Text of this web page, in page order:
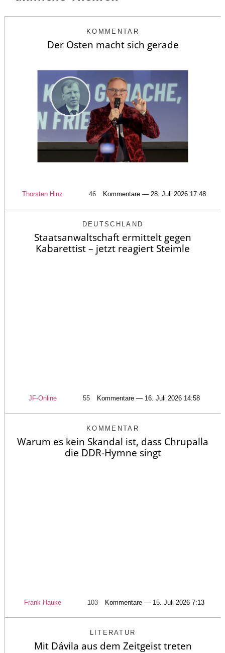
KOMMENTAR
Der Osten macht sich gerade
Thorsten Hinz 46 Kommentare — 28. Juli 2026 17:48
DEUTSCHLAND
Staatsanwaltschaft ermittelt gegen
Kabarettist – jetzt reagiert Steimle
JF-Online 55 Kommentare — 16. Juli 2026 14:58
KOMMENTAR
Warum es kein Skandal ist, dass Chrupalla
die DDR-Hymne singt
Frank Hauke 103 Kommentare — 15. Juli 2026 7:13
LITERATUR
Mit Dávila aus dem Zeitgeist treten